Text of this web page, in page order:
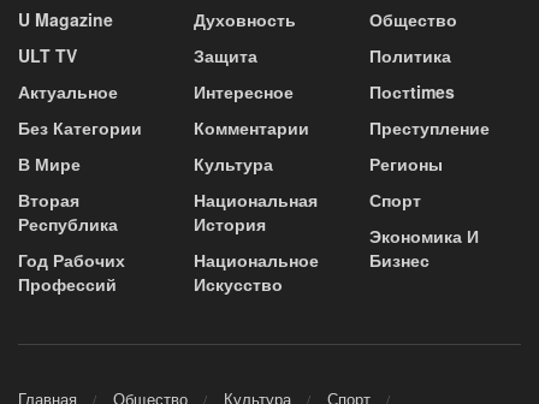
U Magazine
ULT TV
Актуальное
Без Категории
В Мире
Вторая
Республика
Год Рабочих
Профессий
Духовность
Защита
Интересное
Комментарии
Культура
Национальная
История
Национальное
Искусство
Общество
Политика
Постtimes
Преступление
Регионы
Спорт
Экономика И
Бизнес
Главная Общество Культура Спорт